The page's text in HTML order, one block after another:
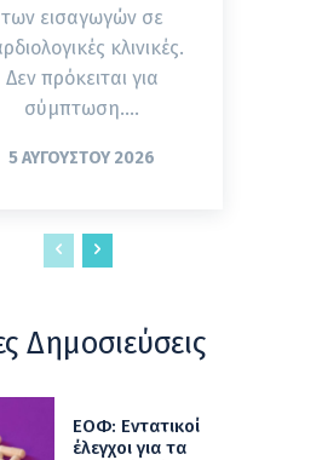
των εισαγωγών σε
κλινικές.
Δεν πρόκειται για
σύμπτωση....
5 ΑΥΓΟΎΣΤΟΥ 2026
Δημοσιεύσεις
ΕΟΦ: Εντατικοί
έλεγχοι για τα